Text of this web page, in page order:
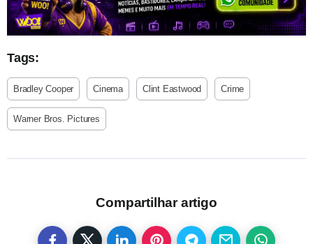
Tags:
Bradley Cooper Cinema Clint Eastwood Crime
Warner Bros. Pictures
Compartilhar artigo